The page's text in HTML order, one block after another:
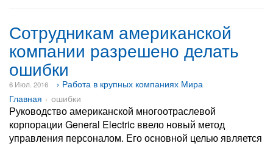
Сотрудникам американской
компании разрешено делать
ошибки
6 Июл. 2016
› Работа в крупных компаниях Мира
Главная
ошибки
Руководство американской многоотраслевой
корпорации General Electric ввело новый метод
управления персоналом. Его основной целью является